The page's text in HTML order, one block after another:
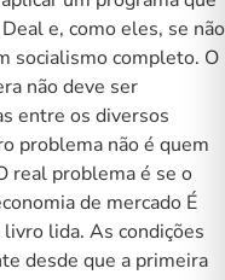
e, como eles, se não
completo. O
não deve ser
entre os diversos
problema não é quem
real problema é se o
de mercado É
condições
desde que a primeira